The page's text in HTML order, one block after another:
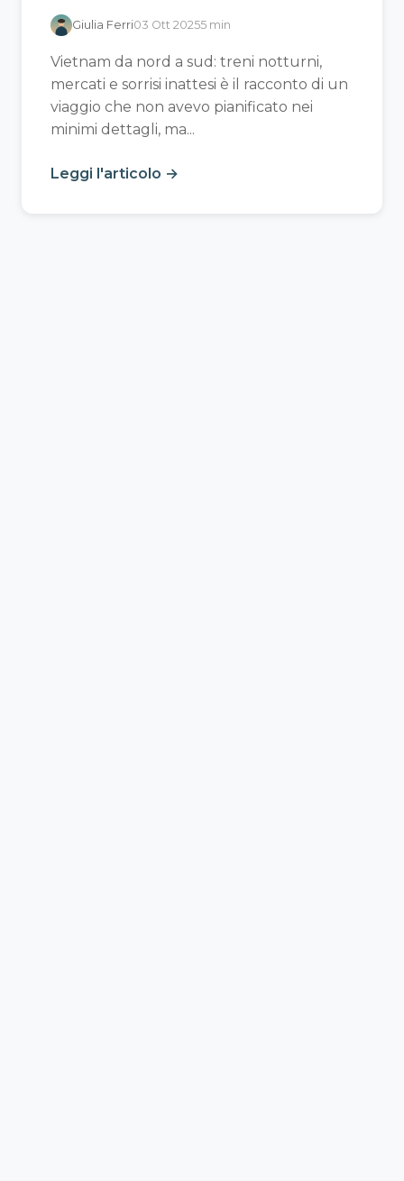
Giulia Ferri03 Ott 20255 min
Vietnam da nord a sud: treni notturni,
mercati e sorrisi inattesi è il racconto di un
viaggio che non avevo pianificato nei
minimi dettagli, ma...
Leggi l'articolo →